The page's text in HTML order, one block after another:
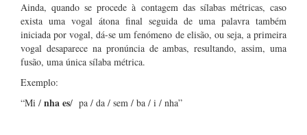
Ainda, quando se procede à contagem das sílabas métricas, caso
exista uma vogal átona final seguida de uma palavra também
iniciada por vogal, dá-se um fenómeno de elisão, ou seja, a primeira
vogal desaparece na pronúncia de ambas, resultando, assim, uma
fusão, uma única sílaba métrica.
Exemplo:
“Mi / nha es/ pa / da / sem / ba / i / nha”